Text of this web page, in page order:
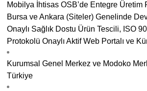
Mobilya İhtisas OSB’de Entegre Üretim
Bursa ve Ankara (Siteler) Genelinde
Onaylı Sağlık Dostu Ürün Tescili, ISO
Protokolü Onaylı Aktif Web Portalı ve
Kurumsal Genel Merkez ve Modoko
Türkiye